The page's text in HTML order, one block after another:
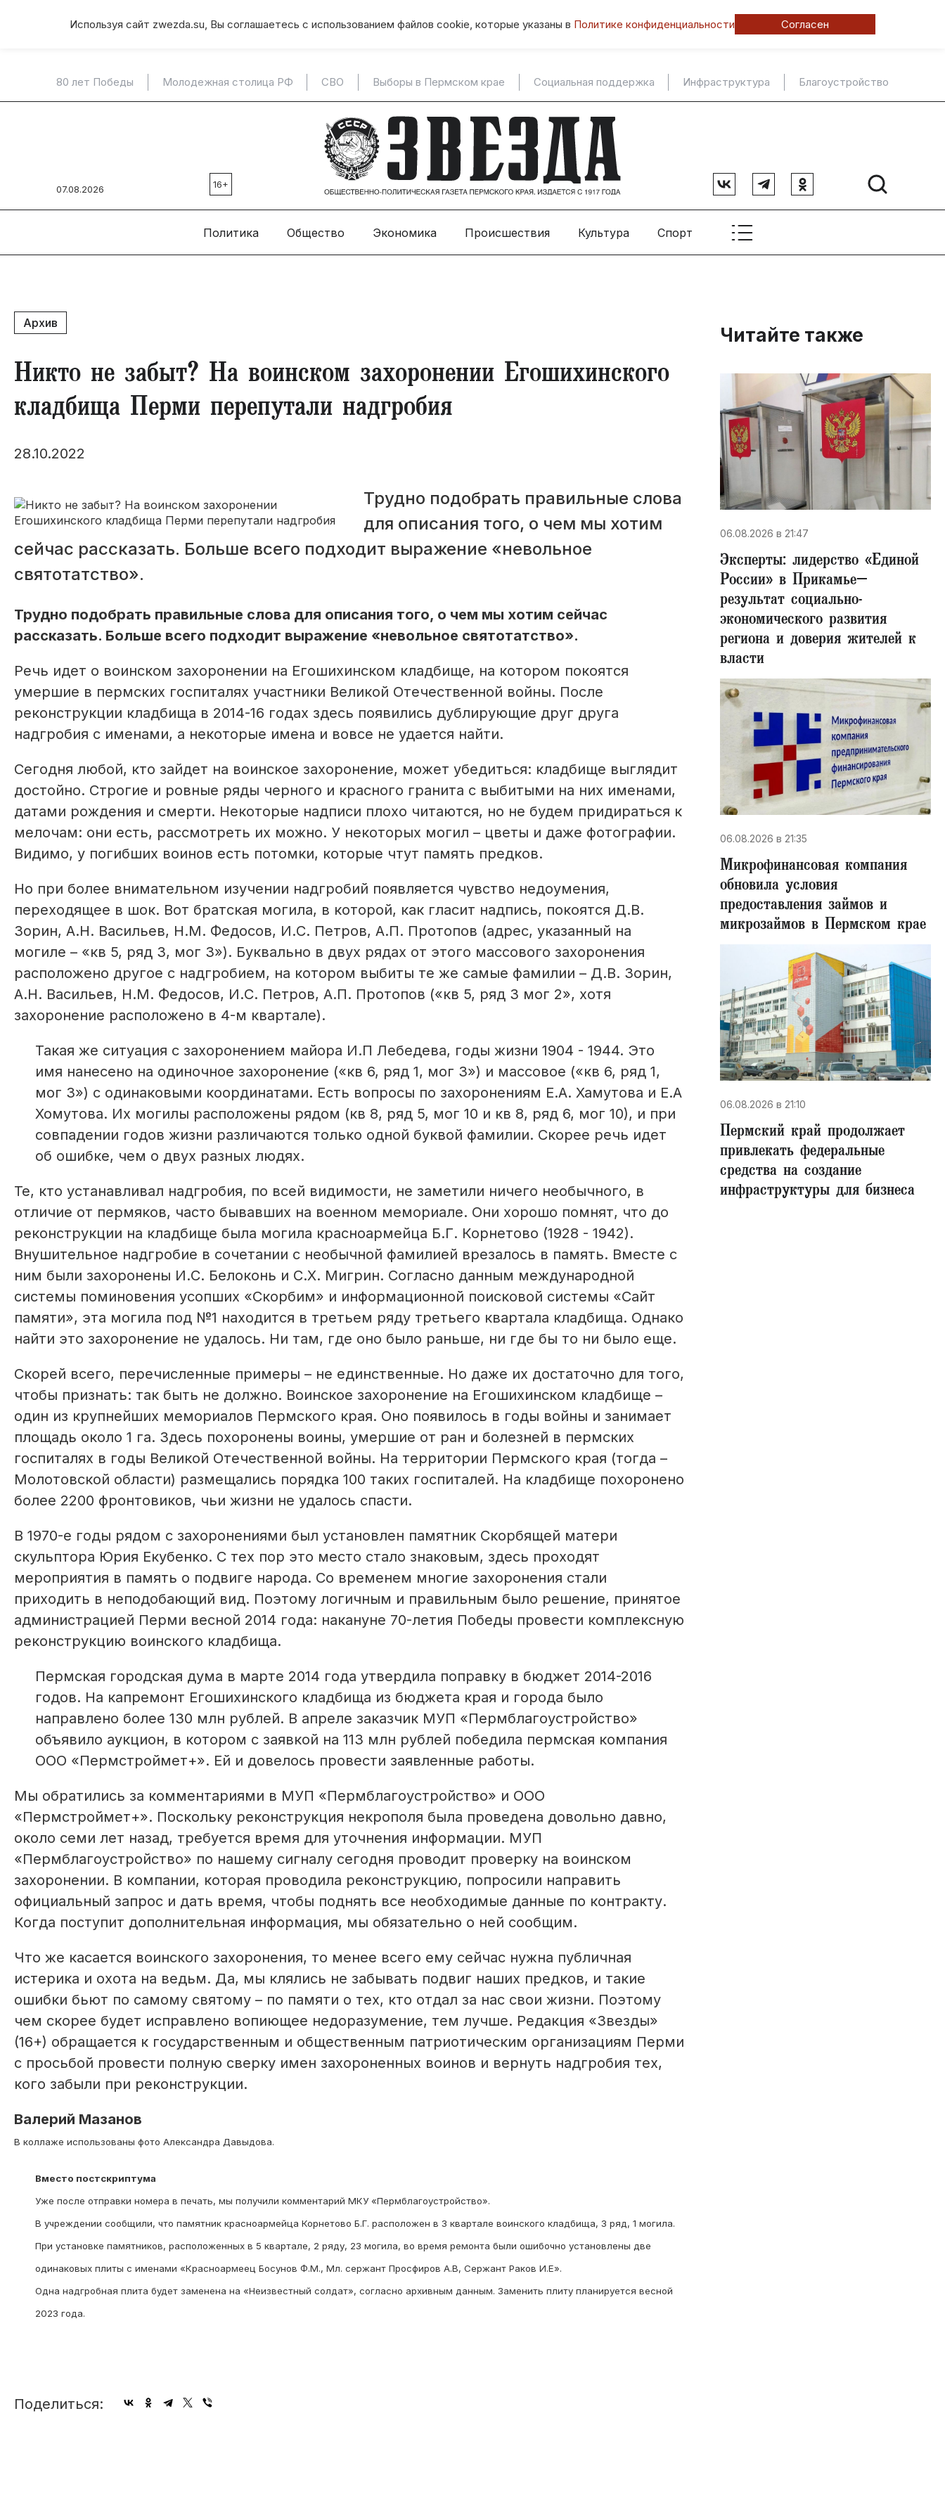
Используя сайт zwezda.su, Вы соглашаетесь с использованием файлов cookie, которые указаны в Политике конфиденциальности Согласен
80 лет Победы Молодежная столица РФ СВО Выборы в Пермском крае Социальная поддержка Инфраструктура Благоустройство
07.08.2026 16+
Политика Общество Экономика Происшествия Культура Спорт
Архив
Никто не забыт? На воинском захоронении Егошихинского
кладбища Перми перепутали надгробия
28.10.2022
Трудно подобрать правильные слова
для описания того, о чем мы хотим
сейчас рассказать. Больше всего подходит выражение «невольное
святотатство».
Трудно подобрать правильные слова для описания того, о чем мы хотим сейчас
рассказать. Больше всего подходит выражение «невольное святотатство».
Речь идет о воинском захоронении на Егошихинском кладбище, на котором покоятся
умершие в пермских госпиталях участники Великой Отечественной войны. После
реконструкции кладбища в 2014-16 годах здесь появились дублирующие друг друга
надгробия с именами, а некоторые имена и вовсе не удается найти.
Сегодня любой, кто зайдет на воинское захоронение, может убедиться: кладбище выглядит
достойно. Строгие и ровные ряды черного и красного гранита с выбитыми на них именами,
датами рождения и смерти. Некоторые надписи плохо читаются, но не будем придираться к
мелочам: они есть, рассмотреть их можно. У некоторых могил – цветы и даже фотографии.
Видимо, у погибших воинов есть потомки, которые чтут память предков.
Но при более внимательном изучении надгробий появляется чувство недоумения,
переходящее в шок. Вот братская могила, в которой, как гласит надпись, покоятся Д.В.
Зорин, А.Н. Васильев, Н.М. Федосов, И.С. Петров, А.П. Протопов (адрес, указанный на
могиле – «кв 5, ряд 3, мог 3»). Буквально в двух рядах от этого массового захоронения
расположено другое с надгробием, на котором выбиты те же самые фамилии – Д.В. Зорин,
А.Н. Васильев, Н.М. Федосов, И.С. Петров, А.П. Протопов («кв 5, ряд 3 мог 2», хотя
захоронение расположено в 4-м квартале).
Такая же ситуация с захоронением майора И.П Лебедева, годы жизни 1904 - 1944. Это
имя нанесено на одиночное захоронение («кв 6, ряд 1, мог 3») и массовое («кв 6, ряд 1,
мог 3») с одинаковыми координатами. Есть вопросы по захоронениям Е.А. Хамутова и Е.А
Хомутова. Их могилы расположены рядом (кв 8, ряд 5, мог 10 и кв 8, ряд 6, мог 10), и при
совпадении годов жизни различаются только одной буквой фамилии. Скорее речь идет
об ошибке, чем о двух разных людях.
Те, кто устанавливал надгробия, по всей видимости, не заметили ничего необычного, в
отличие от пермяков, часто бывавших на военном мемориале. Они хорошо помнят, что до
реконструкции на кладбище была могила красноармейца Б.Г. Корнетово (1928 - 1942).
Внушительное надгробие в сочетании с необычной фамилией врезалось в память. Вместе с
ним были захоронены И.С. Белоконь и С.Х. Мигрин. Согласно данным международной
системы поминовения усопших «Скорбим» и информационной поисковой системы «Сайт
памяти», эта могила под №1 находится в третьем ряду третьего квартала кладбища. Однако
найти это захоронение не удалось. Ни там, где оно было раньше, ни где бы то ни было еще.
Скорей всего, перечисленные примеры – не единственные. Но даже их достаточно для того,
чтобы признать: так быть не должно. Воинское захоронение на Егошихинском кладбище –
один из крупнейших мемориалов Пермского края. Оно появилось в годы войны и занимает
площадь около 1 га. Здесь похоронены воины, умершие от ран и болезней в пермских
госпиталях в годы Великой Отечественной войны. На территории Пермского края (тогда –
Молотовской области) размещались порядка 100 таких госпиталей. На кладбище похоронено
более 2200 фронтовиков, чьи жизни не удалось спасти.
В 1970-е годы рядом с захоронениями был установлен памятник Скорбящей матери
скульптора Юрия Екубенко. С тех пор это место стало знаковым, здесь проходят
мероприятия в память о подвиге народа. Со временем многие захоронения стали
приходить в неподобающий вид. Поэтому логичным и правильным было решение, принятое
администрацией Перми весной 2014 года: накануне 70-летия Победы провести комплексную
реконструкцию воинского кладбища.
Пермская городская дума в марте 2014 года утвердила поправку в бюджет 2014-2016
годов. На капремонт Егошихинского кладбища из бюджета края и города было
направлено более 130 млн рублей. В апреле заказчик МУП «Пермблагоустройство»
объявило аукцион, в котором с заявкой на 113 млн рублей победила пермская компания
ООО «Пермстроймет+». Ей и довелось провести заявленные работы.
Мы обратились за комментариями в МУП «Пермблагоустройство» и ООО
«Пермстроймет+». Поскольку реконструкция некрополя была проведена довольно давно,
около семи лет назад, требуется время для уточнения информации. МУП
«Пермблагоустройство» по нашему сигналу сегодня проводит проверку на воинском
захоронении. В компании, которая проводила реконструкцию, попросили направить
официальный запрос и дать время, чтобы поднять все необходимые данные по контракту.
Когда поступит дополнительная информация, мы обязательно о ней сообщим.
Что же касается воинского захоронения, то менее всего ему сейчас нужна публичная
истерика и охота на ведьм. Да, мы клялись не забывать подвиг наших предков, и такие
ошибки бьют по самому святому – по памяти о тех, кто отдал за нас свои жизни. Поэтому
чем скорее будет исправлено вопиющее недоразумение, тем лучше. Редакция «Звезды»
(16+) обращается к государственным и общественным патриотическим организациям Перми
с просьбой провести полную сверку имен захороненных воинов и вернуть надгробия тех,
кого забыли при реконструкции.
Валерий Мазанов
В коллаже использованы фото Александра Давыдова.
Вместо постскриптума
Уже после отправки номера в печать, мы получили комментарий МКУ «Пермблагоустройство».
В учреждении сообщили, что памятник красноармейца Корнетово Б.Г. расположен в 3 квартале воинского кладбища, 3 ряд, 1 могила.
При установке памятников, расположенных в 5 квартале, 2 ряду, 23 могила, во время ремонта были ошибочно установлены две
одинаковых плиты с именами «Красноармеец Босунов Ф.М., Мл. сержант Просфиров А.В, Сержант Раков И.Е».
Одна надгробная плита будет заменена на «Неизвестный солдат», согласно архивным данным. Заменить плиту планируется весной
2023 года.
Поделиться:
Читайте также
06.08.2026 в 21:47
Эксперты: лидерство «Единой
России» в Прикамье–
результат социально-
экономического развития
региона и доверия жителей к
власти
06.08.2026 в 21:35
Микрофинансовая компания
обновила условия
предоставления займов и
микрозаймов в Пермском крае
06.08.2026 в 21:10
Пермский край продолжает
привлекать федеральные
средства на создание
инфраструктуры для бизнеса